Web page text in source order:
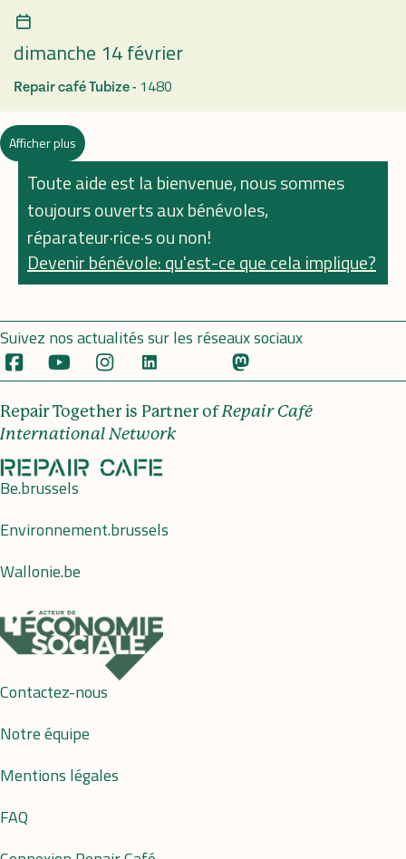
dimanche 14 février
Repair café Tubize - 1480
Afficher plus
Toute aide est la bienvenue, nous sommes
toujours ouverts aux bénévoles,
réparateur·rice·s ou non!
Devenir bénévole: qu'est-ce que cela implique?
Suivez nos actualités sur les réseaux sociaux
Repair Together is Partner ofRepair Café
International Network
Be.brussels
Environnement.brussels
Wallonie.be
Contactez-nous
Notre équipe
Mentions légales
FAQ